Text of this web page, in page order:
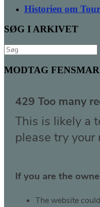
Historien om
SØG I ARKIVET
Søg
efter:
MODTAG